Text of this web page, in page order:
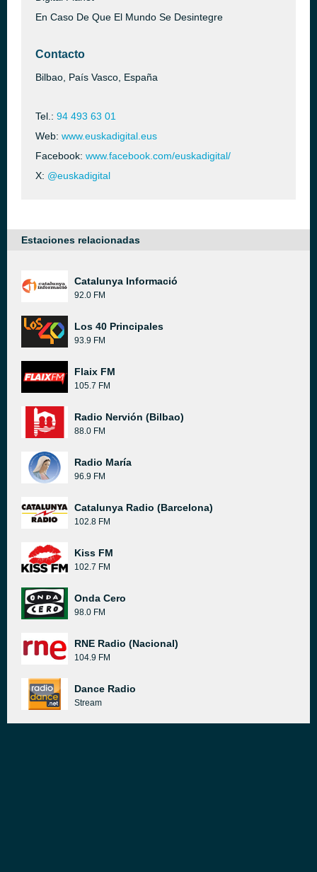
En Caso De Que El Mundo Se Desintegre
Contacto
Bilbao, País Vasco, España
Tel.: 94 493 63 01
Web: www.euskadigital.eus
Facebook: www.facebook.com/euskadigital/
X: @euskadigital
Estaciones relacionadas
Catalunya Informació
92.0 FM
Los 40 Principales
93.9 FM
Flaix FM
105.7 FM
Radio Nervión (Bilbao)
88.0 FM
Radio María
96.9 FM
Catalunya Radio (Barcelona)
102.8 FM
Kiss FM
102.7 FM
Onda Cero
98.0 FM
RNE Radio (Nacional)
104.9 FM
Dance Radio
Stream